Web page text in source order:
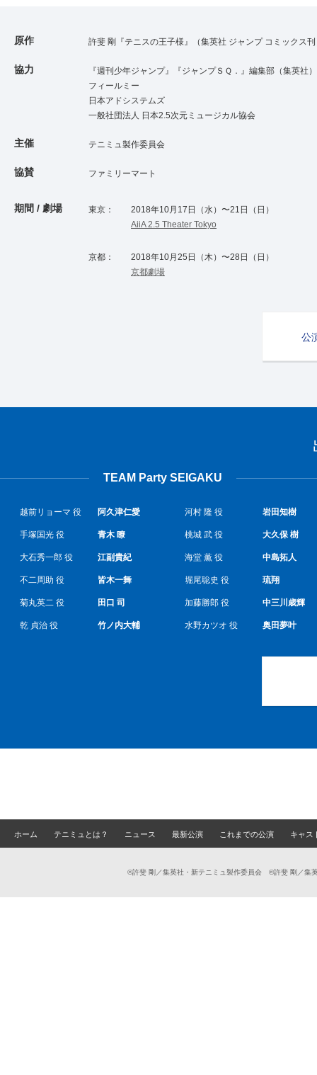
原作 許斐 剛『テニスの王子様』（集英社 ジャンプ コミックス
協力
『週刊少年ジャンプ』『ジャンプＳＱ．』編集部（集英社）
フィールミー
日本アドシステムズ
一般社団法人 日本2.5次元ミュージカル協会
主催 テニミュ製作委員会
協賛 ファミリーマート
期間 / 劇場 東京：
2018年10月17日（水）〜21日（日）
AiiA 2.5 Theater Tokyo
京都：
2018年10月25日（木）〜28日（日）
京都劇場
公
TEAM Party SEIGAKU
越前リョーマ 役 阿久津仁愛
手塚国光 役 青木 瞭
大石秀一郎 役 江副貴紀
不二周助 役 皆木一舞
菊丸英二 役 田口 司
乾 貞治 役 竹ノ内大輔
河村 隆 役 岩田知樹
桃城 武 役 大久保 樹
海堂 薫 役 中島拓人
堀尾聡史 役 琉翔
加藤勝郎 役 中三川歳輝
水野カツオ 役 奥田夢叶
ホーム テニミュとは？ ニュース 最新公演 これまでの公演 キャス
©許斐 剛／集英社・新テニミュ製作委員会 ©許斐 剛／集